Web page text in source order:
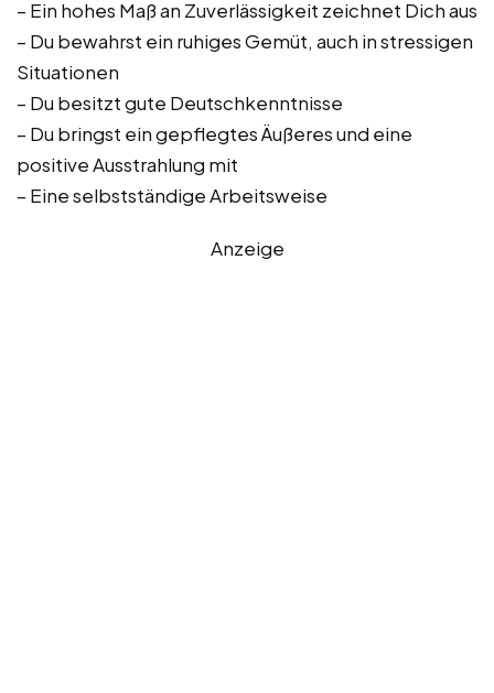
– Ein hohes Maß an Zuverlässigkeit zeichnet Dich aus
– Du bewahrst ein ruhiges Gemüt, auch in stressigen
Situationen
– Du besitzt gute Deutschkenntnisse
– Du bringst ein gepflegtes Äußeres und eine
positive Ausstrahlung mit
– Eine selbstständige Arbeitsweise
Anzeige